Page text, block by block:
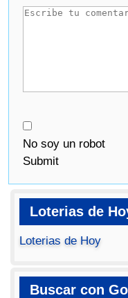
No soy un robot
Submit
Loterias de
Loterias de Hoy
Buscar con